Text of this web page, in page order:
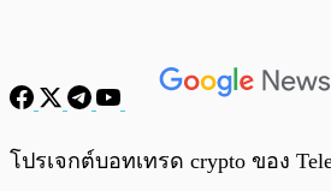
พร้อมเล่น
โปรเจกต์บอทเทรด crypto ของ